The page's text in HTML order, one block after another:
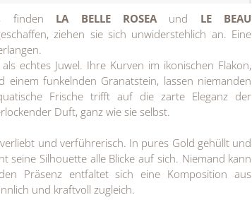
finden LA BELLE ROSEAund LE BEAU
ziehen sie sich unwiderstehlich an. Eine
als echtes Juwel. Ihre Kurven im ikonischen Flakon,
funkelnden Granatstein, lassen niemanden
Frische trifft auf die zarte Eleganz der
Duft, ganz wie sie selbst.
und verführerisch. In pures Gold gehüllt und
seine Silhouette alle Blicke auf sich. Niemand kann
Präsenz entfaltet sich eine Komposition aus
und kraftvoll zugleich.